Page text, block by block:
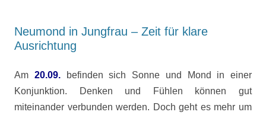
Neumond in Jungfrau – Zeit für klare
Ausrichtung
Am 20.09.befinden sich Sonne und Mond in einer
Konjunktion. Denken und Fühlen können gut
miteinander verbunden werden. Doch geht es mehr um